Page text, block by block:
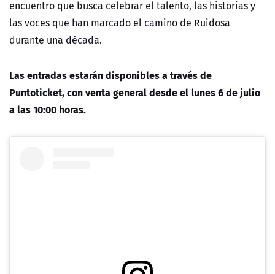
encuentro que busca celebrar el talento, las historias y
las voces que han marcado el camino de Ruidosa
durante una década.
Las entradas estarán disponibles a través de
Puntoticket, con venta general desde el lunes 6 de julio
a las 10:00 horas.